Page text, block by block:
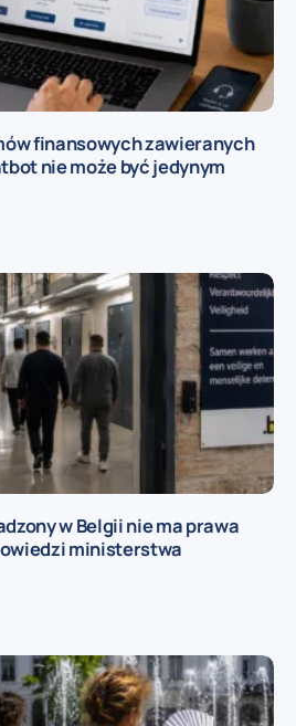
finansowych zawieranych
nie może być jedynym
w Belgii nie ma prawa
ministerstwa